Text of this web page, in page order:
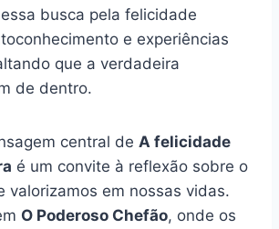
busca pela felicidade
e experiências
que a verdadeira
de dentro.
central de A felicidade
é um convite à reflexão sobre o
valorizamos em nossas vidas.
O Poderoso Chefão, onde os